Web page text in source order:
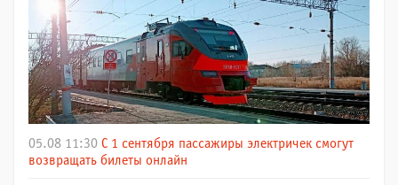
05.08 11:30 С 1 сентября пассажиры электричек смогут
возвращать билеты онлайн